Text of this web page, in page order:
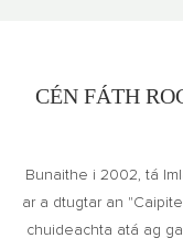
CÉN FÁTH
Bunaithe i 2002, tá
ar a dtugtar an
chuideachta atá ag